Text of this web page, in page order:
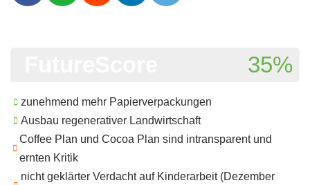
35%
zunehmend mehr Papierverpackungen
Ausbau regenerativer Landwirtschaft
Coffee Plan und Cocoa Plan sind intransparent und
ernten Kritik
nicht geklärter Verdacht auf Kinderarbeit (Dezember